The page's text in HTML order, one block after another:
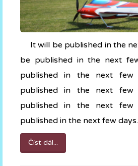
It will be published in the
be published in the next
published in the next
published in the next
published in the next
published in the next few days.
Číst dál...